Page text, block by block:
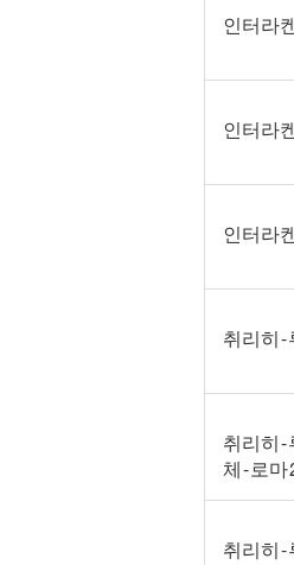
인터라
인터라
인터라
취리히 -
취리히 -
체 - 로마
취리히 -